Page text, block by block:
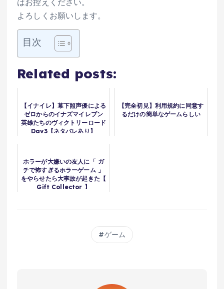
よろしくお願いします。
目次
Related posts:
【イナイレ】幕下照声優による
ゼロからのイナズマイレブン
英雄たちのヴィクトリーロード
Day3【ネタバレあり】
【完全初見】利用規約に同意す
るだけの簡単なゲームらしい
ホラーが大嫌いの友人に「 ガ
チで怖すぎるホラーゲーム 」
をやらせたら大事故が起きた【
Gift Collector 】
ゲーム